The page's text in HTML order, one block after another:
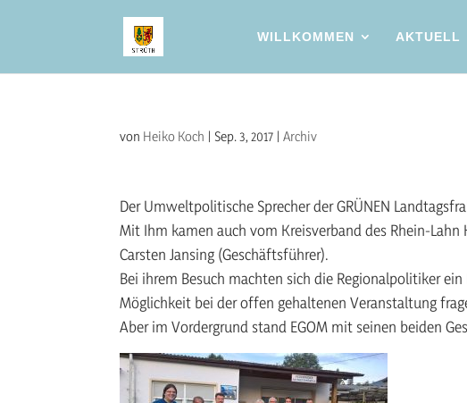
WILLKOMMEN AKTUELL
von Heiko Koch | Sep. 3, 2017 |Archiv
Der Umweltpolitische Sprecher der GRÜNEN
Mit Ihm kamen auch vom Kreisverband des Rhein-
Carsten Jansing (Geschäftsführer).
Bei ihrem Besuch machten sich die Regionalpolitiker
Möglichkeit bei der offen gehaltenen Veranstaltung
Aber im Vordergrund stand EGOM mit seinen beiden